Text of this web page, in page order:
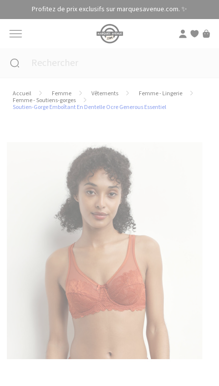
Profitez de prix exclusifs sur marquesavenue.com. ✨
Accueil Femme Vêtements
Femme - Lingerie
Femme - Soutiens-gorges
Soutien-Gorge Emboîtant En Dentelle Ocre Generous Essentiel
Panneau de gestion des cookies